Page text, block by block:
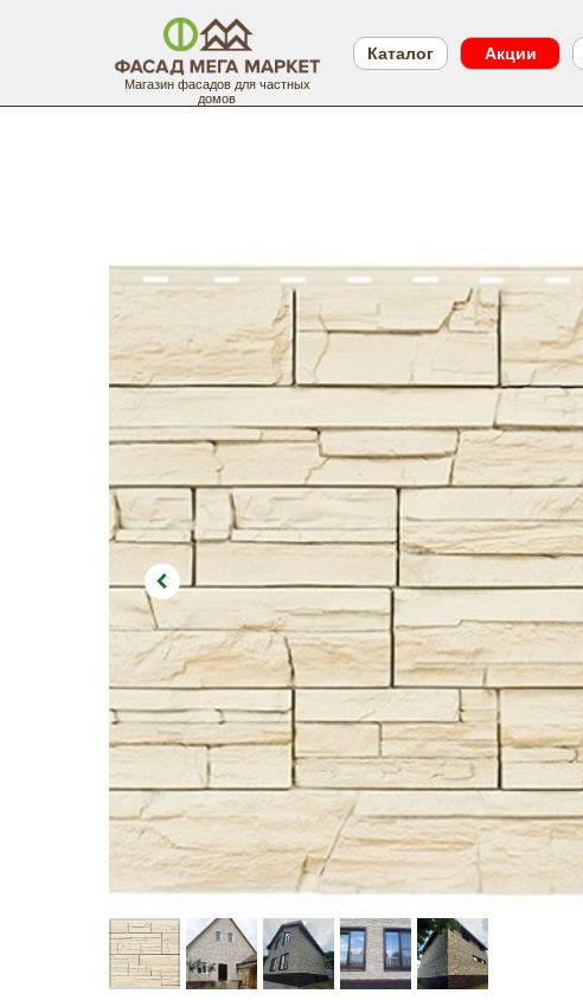
Магазин фасадов для частных
домов
Каталог Акции